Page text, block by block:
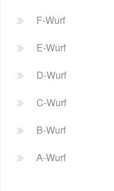
F-Wurf
E-Wurf
D-Wurf
C-Wurf
B-Wurf
A-Wurf